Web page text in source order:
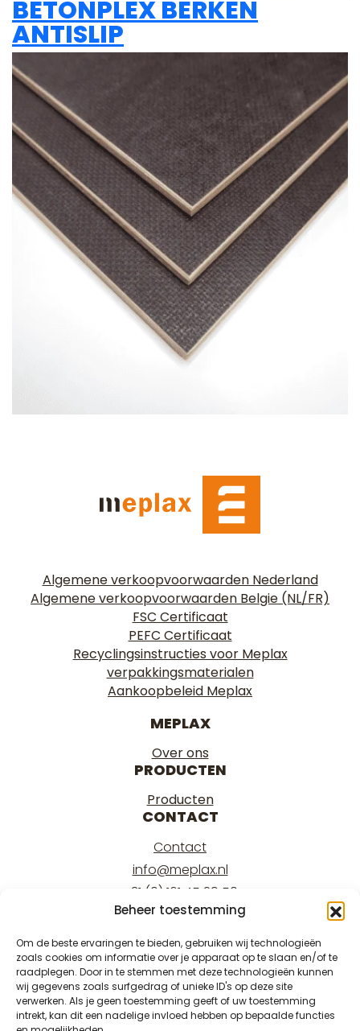
Beheer toestemming
Om de beste ervaringen te bieden, gebruiken wij technologieën
zoals cookies om informatie over je apparaat op te slaan en/of te
raadplegen. Door in te stemmen met deze technologieën kunnen
wij gegevens zoals surfgedrag of unieke ID's op deze site
verwerken. Als je geen toestemming geeft of uw toestemming
intrekt, kan dit een nadelige invloed hebben op bepaalde functies
BETONPLEX BERKEN
ANTISLIP
Algemene verkoopvoorwaarden Nederland
Algemene verkoopvoorwaarden Belgie (NL/FR)
FSC Certificaat
PEFC Certificaat
Recyclingsinstructies voor Meplax
verpakkingsmaterialen
Aankoopbeleid Meplax
MEPLAX
Over ons
PRODUCTEN
Producten
CONTACT
Contact
info@meplax.nl
+31 (0) 161 45 29 50
Kantoor/office:
Burgemeester Krollaan 17
5126 PT Gilze
Magazijn/warehouse:
Burgemeester Krollaan 15